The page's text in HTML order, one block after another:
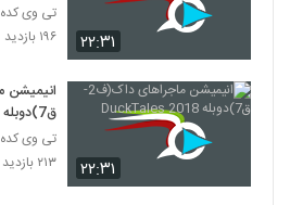
۲۲:۳۱
تی وی کده
۱۹۶ بازدید
۲۲:۳۱
ق7)دوبله DuckTales 2018
تی وی کده
۲۱۳ بازدید